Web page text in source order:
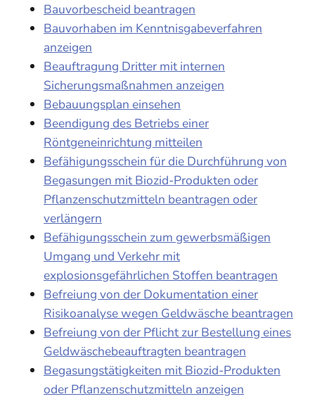
Bauvorbescheid beantragen
Bauvorhaben im Kenntnisgabeverfahren
anzeigen
Beauftragung Dritter mit internen
Sicherungsmaßnahmen anzeigen
Bebauungsplan einsehen
Beendigung des Betriebs einer
Röntgeneinrichtung mitteilen
Befähigungsschein für die Durchführung von
Begasungen mit Biozid-Produkten oder
Pflanzenschutzmitteln beantragen oder
verlängern
Befähigungsschein zum gewerbsmäßigen
Umgang und Verkehr mit
explosionsgefährlichen Stoffen beantragen
Befreiung von der Dokumentation einer
Risikoanalyse wegen Geldwäsche beantragen
Befreiung von der Pflicht zur Bestellung eines
Geldwäschebeauftragten beantragen
Begasungstätigkeiten mit Biozid-Produkten
oder Pflanzenschutzmitteln anzeigen